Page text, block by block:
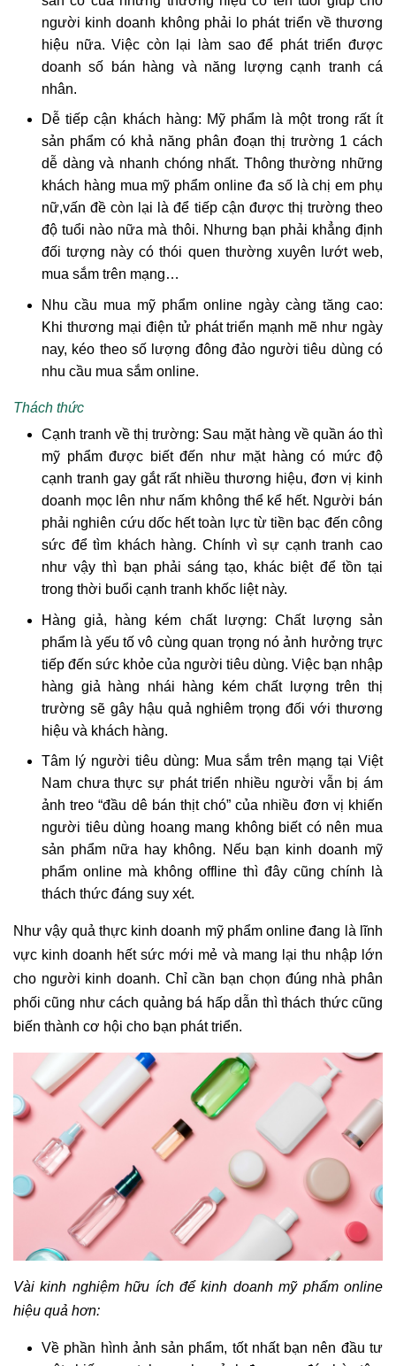
người kinh doanh không phải lo phát triển về thương
hiệu nữa. Việc còn lại làm sao để phát triển được
doanh số bán hàng và năng lượng cạnh tranh cá
nhân.
Dễ tiếp cận khách hàng: Mỹ phẩm là một trong rất ít
sản phẩm có khả năng phân đoạn thị trường 1 cách
dễ dàng và nhanh chóng nhất. Thông thường những
khách hàng mua mỹ phẩm online đa số là chị em phụ
nữ,vấn đề còn lại là để tiếp cận được thị trường theo
độ tuổi nào nữa mà thôi. Nhưng bạn phải khẳng định
đối tượng này có thói quen thường xuyên lướt web,
mua sắm trên mạng…
Nhu cầu mua mỹ phẩm online ngày càng tăng cao:
Khi thương mại điện tử phát triển mạnh mẽ như ngày
nay, kéo theo số lượng đông đảo người tiêu dùng có
nhu cầu mua sắm online.
Thách thức
Cạnh tranh về thị trường: Sau mặt hàng về quần áo thì
mỹ phẩm được biết đến như mặt hàng có mức độ
cạnh tranh gay gắt rất nhiều thương hiệu, đơn vị kinh
doanh mọc lên như nấm không thể kể hết. Người bán
phải nghiên cứu dốc hết toàn lực từ tiền bạc đến công
sức để tìm khách hàng. Chính vì sự cạnh tranh cao
như vậy thì bạn phải sáng tạo, khác biệt để tồn tại
trong thời buổi cạnh tranh khốc liệt này.
Hàng giả, hàng kém chất lượng: Chất lượng sản
phẩm là yếu tố vô cùng quan trọng nó ảnh hưởng trực
tiếp đến sức khỏe của người tiêu dùng. Việc bạn nhập
hàng giả hàng nhái hàng kém chất lượng trên thị
trường sẽ gây hậu quả nghiêm trọng đối với thương
hiệu và khách hàng.
Tâm lý người tiêu dùng: Mua sắm trên mạng tại Việt
Nam chưa thực sự phát triển nhiều người vẫn bị ám
ảnh treo “đầu dê bán thịt chó” của nhiều đơn vị khiến
người tiêu dùng hoang mang không biết có nên mua
sản phẩm nữa hay không. Nếu bạn kinh doanh mỹ
phẩm online mà không offline thì đây cũng chính là
thách thức đáng suy xét.
Như vậy quả thực kinh doanh mỹ phẩm online đang là lĩnh
vực kinh doanh hết sức mới mẻ và mang lại thu nhập lớn
cho người kinh doanh. Chỉ cần bạn chọn đúng nhà phân
phối cũng như cách quảng bá hấp dẫn thì thách thức cũng
biến thành cơ hội cho bạn phát triển.
Vài kinh nghiệm hữu ích để kinh doanh mỹ phẩm online
hiệu quả hơn:
Về phần hình ảnh sản phẩm, tốt nhất bạn nên đầu tư